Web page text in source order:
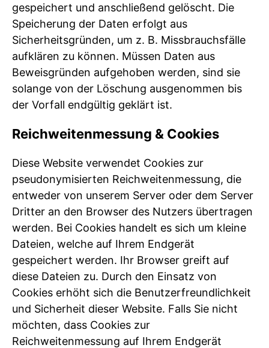
gespeichert und anschließend gelöscht. Die
Speicherung der Daten erfolgt aus
Sicherheitsgründen, um z. B. Missbrauchsfälle
aufklären zu können. Müssen Daten aus
Beweisgründen aufgehoben werden, sind sie
solange von der Löschung ausgenommen bis
der Vorfall endgültig geklärt ist.
Reichweitenmessung & Cookies
Diese Website verwendet Cookies zur
pseudonymisierten Reichweitenmessung, die
entweder von unserem Server oder dem Server
Dritter an den Browser des Nutzers übertragen
werden. Bei Cookies handelt es sich um kleine
Dateien, welche auf Ihrem Endgerät
gespeichert werden. Ihr Browser greift auf
diese Dateien zu. Durch den Einsatz von
Cookies erhöht sich die Benutzerfreundlichkeit
und Sicherheit dieser Website. Falls Sie nicht
möchten, dass Cookies zur
Reichweitenmessung auf Ihrem Endgerät